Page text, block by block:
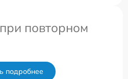
повторном
подробнее